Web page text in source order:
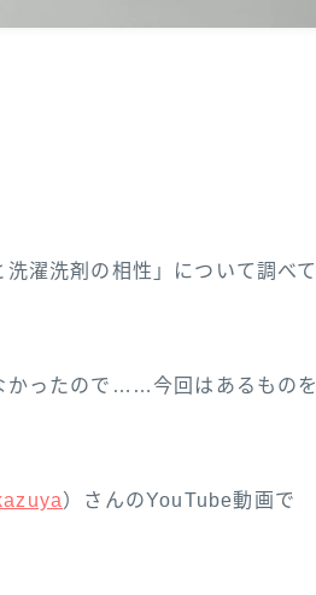
濯洗剤の相性」について調べて
かったので……今回はあるものを
）‌さ‌ん‌の‌YouTube‌動‌画‌で‌